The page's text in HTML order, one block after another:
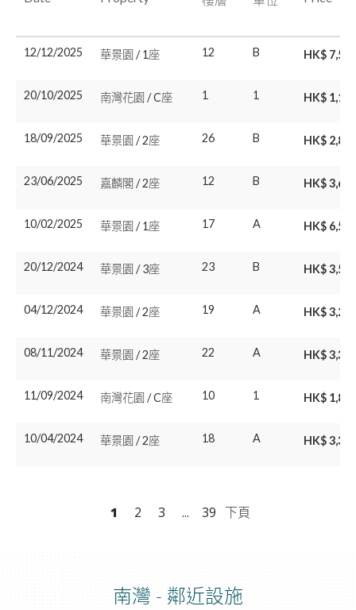
12/12/2025 華景園 / 1座 12 B HK$
20/10/2025 南灣花園 / C座 1 1 HK$
18/09/2025 華景園 / 2座 26 B HK$
23/06/2025 嘉麟閣 / 2座 12 B HK$
10/02/2025 華景園 / 1座 17 A HK$
20/12/2024 華景園 / 3座 23 B HK$
04/12/2024 華景園 / 2座 19 A HK$
08/11/2024 華景園 / 2座 22 A HK$
11/09/2024 南灣花園 / C座 10 1 HK$
10/04/2024 華景園 / 2座 18 A HK$
1 2 3 ... 39 下頁
南灣 - 鄰近設施